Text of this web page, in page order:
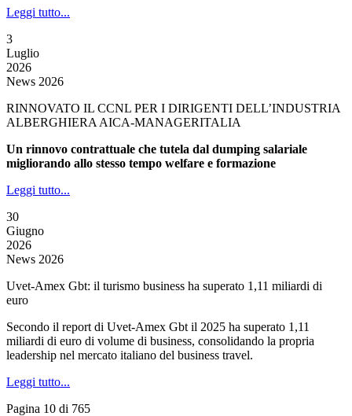
Leggi tutto...
3
Luglio
2026
News 2026
RINNOVATO IL CCNL PER I DIRIGENTI DELL’INDUSTRIA
ALBERGHIERA AICA-MANAGERITALIA
Un rinnovo contrattuale che tutela dal dumping salariale
migliorando allo stesso tempo welfare e formazione
Leggi tutto...
30
Giugno
2026
News 2026
Uvet-Amex Gbt: il turismo business ha superato 1,11 miliardi di
euro
Secondo il report di Uvet-Amex Gbt il 2025 ha superato 1,11
miliardi di euro di volume di business, consolidando la propria
leadership nel mercato italiano del business travel.
Leggi tutto...
Pagina 10 di 765